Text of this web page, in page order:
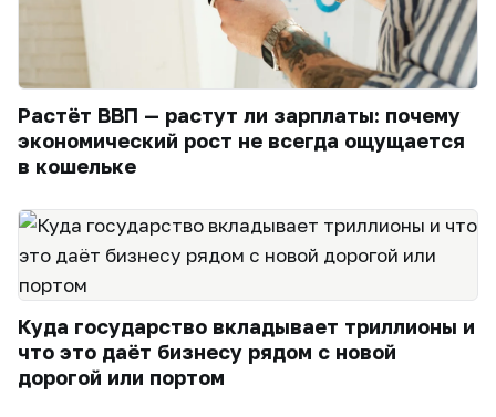
Растёт ВВП — растут ли зарплаты: почему
экономический рост не всегда ощущается
в кошельке
Куда государство вкладывает триллионы и
что это даёт бизнесу рядом с новой
дорогой или портом